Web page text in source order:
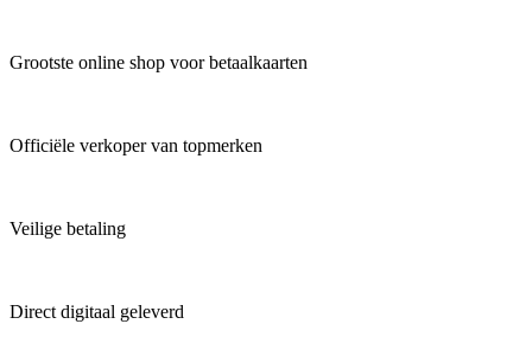
Grootste online shop voor betaalkaarten
Officiële verkoper van topmerken
Veilige betaling
Direct digitaal geleverd